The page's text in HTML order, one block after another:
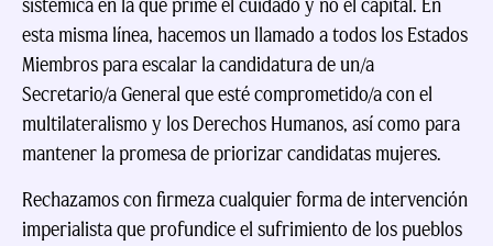
sistémica en la que prime el cuidado y no el capital. En
esta misma línea, hacemos un llamado a todos los Estados
Miembros para escalar la candidatura de un/a
Secretario/a General que esté comprometido/a con el
multilateralismo y los Derechos Humanos, así como para
mantener la promesa de priorizar candidatas mujeres.
Rechazamos con firmeza cualquier forma de intervención
imperialista que profundice el sufrimiento de los pueblos